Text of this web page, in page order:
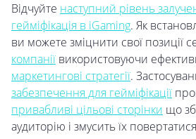
Відчуйте наступний рівень
гейміфікація в iGaming. Як
ви можете зміцнити свої позиції
компанії використовуючи
маркетингові стратегії.
забезпечення для гейміфікації
привабливі цільові сторінки що
аудиторію і змусить їх